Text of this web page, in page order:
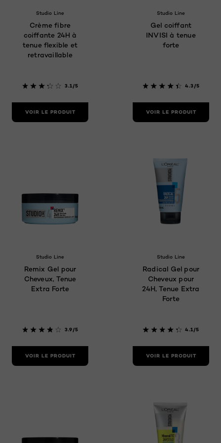
Studio Line
Crème fibre
coiffante 24H à
tenue flexible et
retravaillable
3.1/5
VOIR LE PRODUIT
Studio Line
Gel coiffant
INVISI à tenue
forte
4.3/5
VOIR LE PRODUIT
Studio Line
Remix Gel pour
Cheveux, Tenue
Extra Forte
3.9/5
VOIR LE PRODUIT
Studio Line
Radical Gel pour
Cheveux pour
24H, Tenue Extra
Forte
4.1/5
VOIR LE PRODUIT